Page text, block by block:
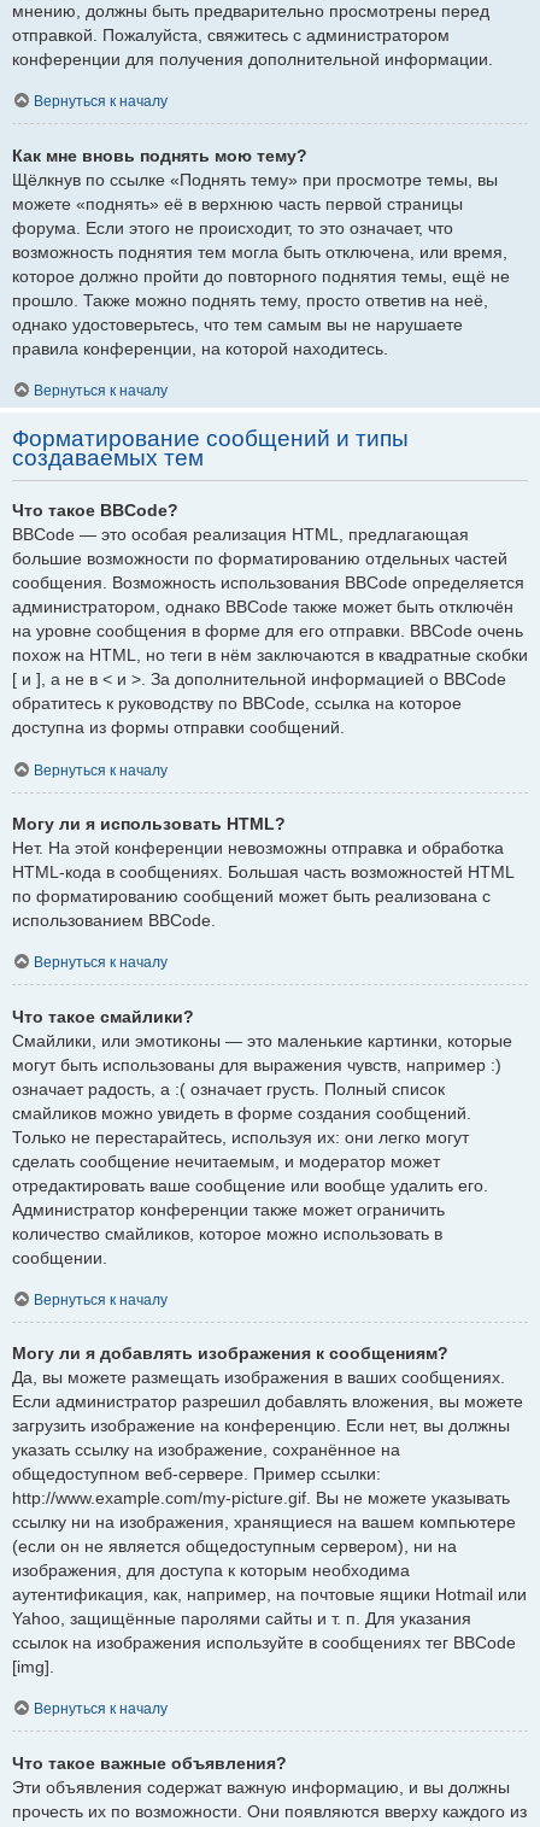
мнению, должны быть предварительно просмотрены перед
отправкой. Пожалуйста, свяжитесь с администратором
конференции для получения дополнительной информации.
Вернуться к началу
Как мне вновь поднять мою тему?
Щёлкнув по ссылке «Поднять тему» при просмотре темы, вы
можете «поднять» её в верхнюю часть первой страницы
форума. Если этого не происходит, то это означает, что
возможность поднятия тем могла быть отключена, или время,
которое должно пройти до повторного поднятия темы, ещё не
прошло. Также можно поднять тему, просто ответив на неё,
однако удостоверьтесь, что тем самым вы не нарушаете
правила конференции, на которой находитесь.
Вернуться к началу
Форматирование сообщений и типы
создаваемых тем
Что такое BBCode?
BBCode — это особая реализация HTML, предлагающая
большие возможности по форматированию отдельных частей
сообщения. Возможность использования BBCode определяется
администратором, однако BBCode также может быть отключён
на уровне сообщения в форме для его отправки. BBCode очень
похож на HTML, но теги в нём заключаются в квадратные скобки
[ и ], а не в < и >. За дополнительной информацией о BBCode
обратитесь к руководству по BBCode, ссылка на которое
доступна из формы отправки сообщений.
Вернуться к началу
Могу ли я использовать HTML?
Нет. На этой конференции невозможны отправка и обработка
HTML-кода в сообщениях. Большая часть возможностей HTML
по форматированию сообщений может быть реализована с
использованием BBCode.
Вернуться к началу
Что такое смайлики?
Смайлики, или эмотиконы — это маленькие картинки, которые
могут быть использованы для выражения чувств, например :)
означает радость, а :( означает грусть. Полный список
смайликов можно увидеть в форме создания сообщений.
Только не перестарайтесь, используя их: они легко могут
сделать сообщение нечитаемым, и модератор может
отредактировать ваше сообщение или вообще удалить его.
Администратор конференции также может ограничить
количество смайликов, которое можно использовать в
сообщении.
Вернуться к началу
Могу ли я добавлять изображения к сообщениям?
Да, вы можете размещать изображения в ваших сообщениях.
Если администратор разрешил добавлять вложения, вы можете
загрузить изображение на конференцию. Если нет, вы должны
указать ссылку на изображение, сохранённое на
общедоступном веб-сервере. Пример ссылки:
http://www.example.com/my-picture.gif. Вы не можете указывать
ссылку ни на изображения, хранящиеся на вашем компьютере
(если он не является общедоступным сервером), ни на
изображения, для доступа к которым необходима
аутентификация, как, например, на почтовые ящики Hotmail или
Yahoo, защищённые паролями сайты и т. п. Для указания
ссылок на изображения используйте в сообщениях тег BBCode
[img].
Вернуться к началу
Что такое важные объявления?
Эти объявления содержат важную информацию, и вы должны
прочесть их по возможности. Они появляются вверху каждого из